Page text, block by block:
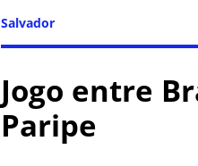
Salvador
Jogo entre
Paripe